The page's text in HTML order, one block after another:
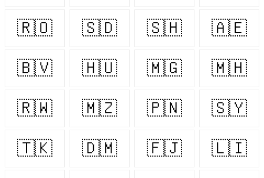
🇷🇴 🇸🇩 🇸🇭 🇦🇪
🇧🇻 🇭🇺 🇲🇬 🇲🇭
🇷🇼 🇲🇿 🇵🇳 🇸🇾
🇹🇰 🇩🇲 🇫🇯 🇱🇮